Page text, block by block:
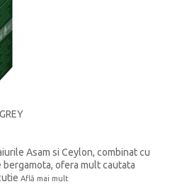
Asam si Ceylon, combinat cu
ofera mult cautata
Află mai mult